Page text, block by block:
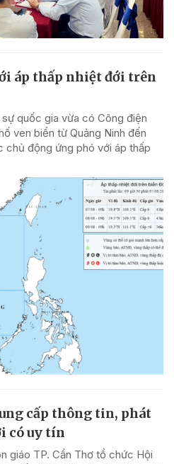
áp thấp nhiệt đới trên
quốc gia vừa có Công điện
ven biển từ Quảng Ninh đến
chủ động ứng phó với áp thấp
cấp thông tin, phát
có uy tín
giáo TP. Cần Thơ tổ chức Hội